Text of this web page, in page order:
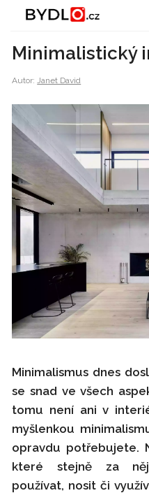
Minimalistický
Autor:Janet David
Minimalismus dnes
se snad ve všech
tomu není ani v
myšlenkou
opravdu potřebujete.
které stejně za
používat, nosit či